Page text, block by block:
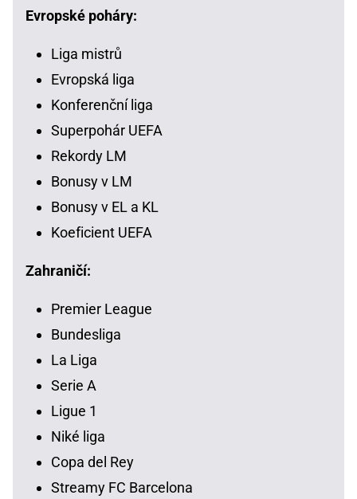
Evropské poháry:
Liga mistrů
Evropská liga
Konferenční liga
Superpohár UEFA
Rekordy LM
Bonusy v LM
Bonusy v EL a KL
Koeficient UEFA
Zahraničí:
Premier League
Bundesliga
La Liga
Serie A
Ligue 1
Niké liga
Copa del Rey
Streamy FC Barcelona